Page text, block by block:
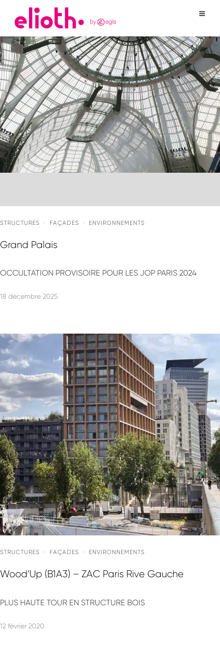
STRUCTURES · FAÇADES · ENVIRONNEMENTS
Grand Palais
OCCULTATION PROVISOIRE POUR LES JOP PARIS 2024
18 décembre 2025
STRUCTURES · FAÇADES · ENVIRONNEMENTS
Wood’Up (B1A3) – ZAC Paris Rive Gauche
PLUS HAUTE TOUR EN STRUCTURE BOIS
12 février 2020